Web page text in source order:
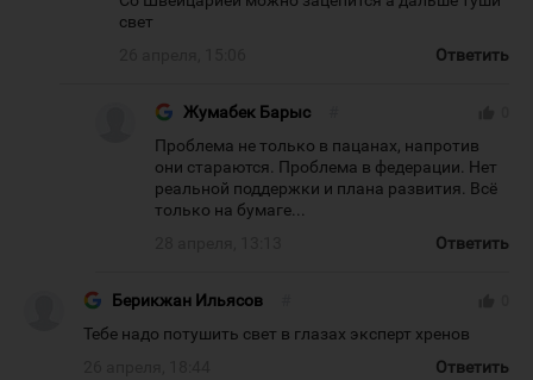
свет
Ответить
Жумабек Барыс
Проблема не только в пацанах, напротив
они стараются. Проблема в федерации. Нет
реальной поддержки и плана развития. Всё
только на бумаге...
Ответить
Берикжан Ильясов
Тебе надо потушить свет в глазах эксперт хренов
Ответить